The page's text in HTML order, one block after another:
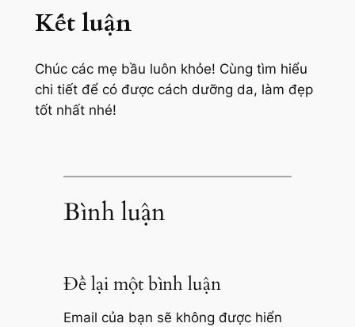
Kết luận
Chúc các mẹ bầu luôn khỏe! Cùng tìm hiểu
chi tiết để có được cách dưỡng da, làm đẹp
tốt nhất nhé!
Bình luận
Để lại một bình luận
Email của bạn sẽ không được hiển